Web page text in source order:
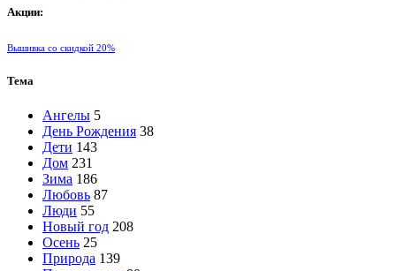
Акции:
Вышивка со скидкой 20%
Тема
Ангелы 5
День Рождения 38
Дети 143
Дом 231
Зима 186
Любовь 87
Люди 55
Новый год 208
Осень 25
Природа 139